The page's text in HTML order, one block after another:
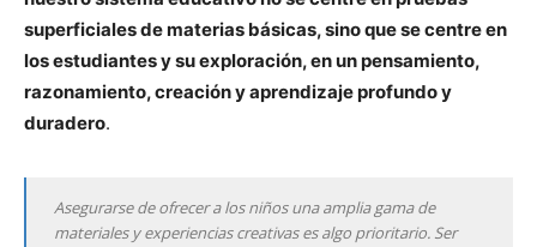
superficiales de materias básicas, sino que se centre en
los estudiantes y su exploración, en un pensamiento,
razonamiento, creación y aprendizaje profundo y
duradero.
Asegurarse de ofrecer a los niños una amplia gama de
materiales y experiencias creativas es algo prioritario. Ser